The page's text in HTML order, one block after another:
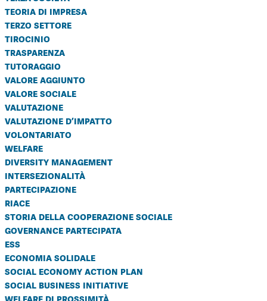
teoria di impresa
terzo settore
tirocinio
trasparenza
tutoraggio
valore aggiunto
valore sociale
valutazione
valutazione d’impatto
volontariato
welfare
diversity management
intersezionalità
partecipazione
riace
storia della cooperazione sociale
governance partecipata
ess
economia solidale
social economy action plan
social business initiative